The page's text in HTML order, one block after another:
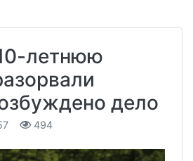
летнюю
дело
494